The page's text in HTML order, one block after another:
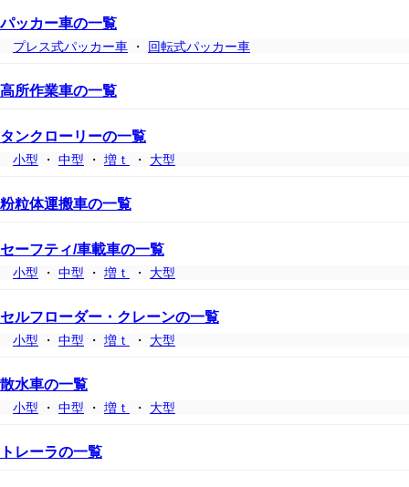
パッカー車の一覧
プレス式パッカー車 ・ 回転式パッカー車
高所作業車の一覧
タンクローリーの一覧
小型 ・ 中型 ・ 増ｔ ・ 大型
粉粒体運搬車の一覧
セーフティ/車載車の一覧
小型 ・ 中型 ・ 増ｔ ・ 大型
セルフローダー・クレーンの一覧
小型 ・ 中型 ・ 増ｔ ・ 大型
散水車の一覧
小型 ・ 中型 ・ 増ｔ ・ 大型
トレーラの一覧